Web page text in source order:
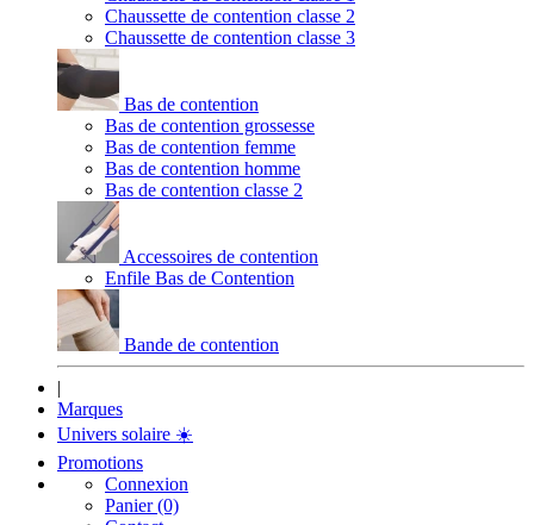
Chaussette de contention classe 2
Chaussette de contention classe 3
Bas de contention
Bas de contention grossesse
Bas de contention femme
Bas de contention homme
Bas de contention classe 2
Accessoires de contention
Enfile Bas de Contention
Bande de contention
|
Marques
Univers solaire ☀️
Promotions
Connexion
Panier (0)